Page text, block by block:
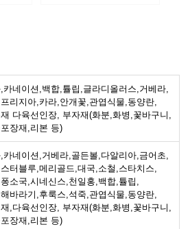
카네이션,백합,튤립,글라디올러스,거베라,
리지아,카라,안개꽃,관엽식물,동양란,
다육선인장, 부자재(화분,화병,꽃바구니,
장재,리본 등)
카네이션,거베라,골든볼,다알리아,금어초,
터블루,메리골드,대국,소철,스타치스,
소국,시네신스,천일홍,백합,튤립,
바라기,후룩스,석죽,관엽식물,동양란,
,다육선인장, 부자재(화분,화병,꽃바구니,
장재,리본 등)